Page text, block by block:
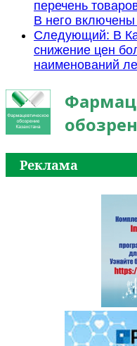
перечень
В него
Следующий: В
снижение цен
наименований
Реклама